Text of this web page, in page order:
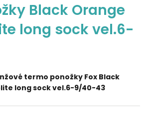
Black Orange
long sock vel.6-
termo ponožky Fox Black
long sock vel.6-9/40-43